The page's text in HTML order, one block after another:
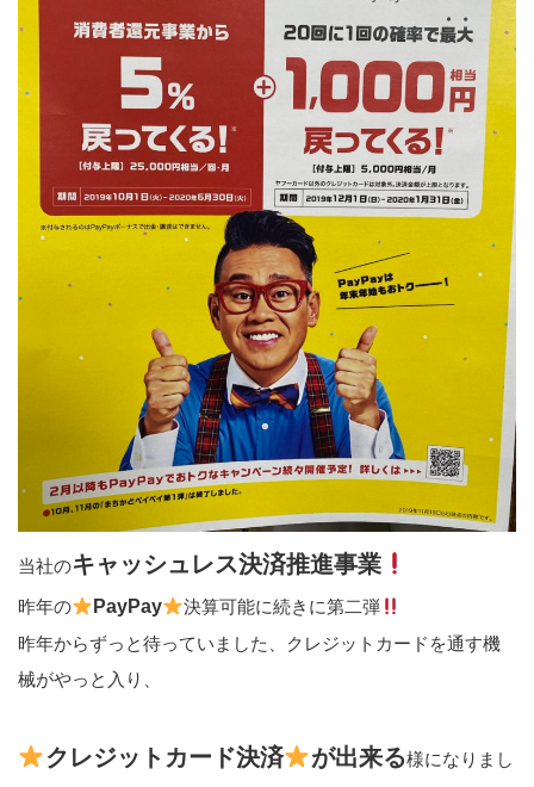
当社のキャッシュレス決済推進事業
昨年の PayPay
決算可能に続きに第二弾
昨年からずっと待っていました、クレジットカードを通す機
械がやっと入り、
クレジットカード決済 が出来る様になりまし